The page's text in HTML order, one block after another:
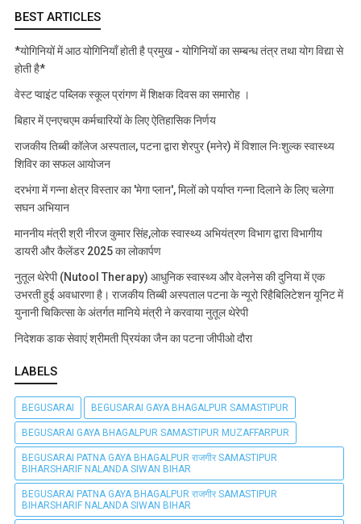
BEST ARTICLES
*योगिनियों में आठ योगिनियाँ होती है प्रमुख - योगिनियों का सम्बन्ध तंत्र तथा योग विद्या से
होती है*
वेस्ट प्वाइंट पब्लिक स्कूल प्रांगण में शिक्षक दिवस का समारोह ।
बिहार में एनएचएम कर्मचारियों के लिए ऐतिहासिक निर्णय
राजकीय तिब्बी कॉलेज अस्पताल, पटना द्वारा शेरपुर (मनेर) में विशाल निःशुल्क स्वास्थ्य
शिविर का सफल आयोजन
दरभंगा में गन्ना क्षेत्र विस्तार का 'मेगा प्लान', मिलों को पर्याप्त गन्ना दिलाने के लिए चलेगा
सघन अभियान
माननीय मंत्री श्री नीरज कुमार सिंह,लोक स्वास्थ्य अभियंत्रण विभाग द्वारा विभागीय
डायरी और कैलेंडर 2025 का लोकार्पण
नुतूल थेरेपी (Nutool Therapy) आधुनिक स्वास्थ्य और वेलनेस की दुनिया में एक
उभरती हुई अवधारणा है। राजकीय तिब्बी अस्पताल पटना के न्यूरो रिहैबिलिटेशन यूनिट में
युनानी चिकित्सा के अंतर्गत मानिये मंत्री ने करवाया नुतूल थेरेपी
निदेशक डाक सेवाएं श्रीमती प्रियंका जैन का पटना जीपीओ दौरा
LABELS
BEGUSARAI BEGUSARAI GAYA BHAGALPUR SAMASTIPUR
BEGUSARAI GAYA BHAGALPUR SAMASTIPUR MUZAFFARPUR
BEGUSARAI PATNA GAYA BHAGALPUR राजगीर SAMASTIPUR
BIHARSHARIF NALANDA SIWAN BIHAR
BEGUSARAI PATNA GAYA BHAGALPUR राजगीर SAMASTIPUR
BIHARSHARIF NALANDA SIWAN BIHAR